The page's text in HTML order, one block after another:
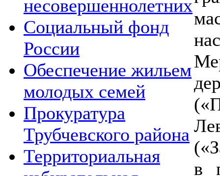
несовершеннолетних
Социальный фонд
России
Обеспечение жильем
молодых семей
Прокуратура
Трубчевского района
Территориальная
в